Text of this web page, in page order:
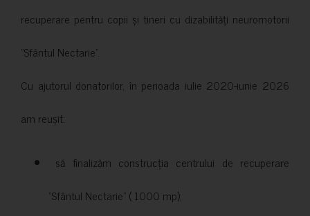
recuperare pentru copii și tineri cu dizabilități neuromotorii
”Sfântul Nectarie”.
Cu ajutorul donatorilor, în perioada iulie 2020-iunie 2026
am reușit:
să finalizăm construcția centrului de recuperare
”Sfântul Nectarie” ( 1000 mp);